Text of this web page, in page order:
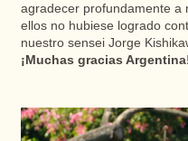
agradecer profundamente a
ellos no hubiese logrado
nuestro sensei Jorge
¡Muchas gracias